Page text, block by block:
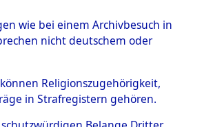
wie bei einem Archivbesuch in
nicht deutschem oder
Religionszugehörigkeit,
in Strafregistern gehören.